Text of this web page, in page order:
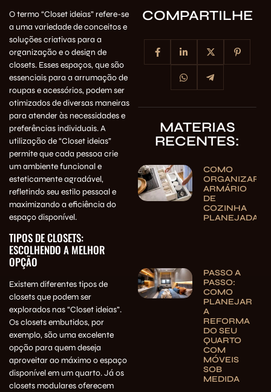
O termo “Closet ideias” refere-se
a uma variedade de conceitos e
soluções criativas para a
organização e o design de
closets. Esses espaços, que são
essenciais para a arrumação de
roupas e acessórios, podem ser
otimizados de diversas maneiras
para atender às necessidades e
preferências individuais. A
utilização de “Closet ideias”
permite que cada pessoa crie
um ambiente funcional e
esteticamente agradável,
refletindo seu estilo pessoal e
maximizando a eficiência do
espaço disponível.
TIPOS DE CLOSETS:
ESCOLHENDO A MELHOR
OPÇÃO
Existem diferentes tipos de
closets que podem ser
explorados nas “Closet ideias”.
Os closets embutidos, por
exemplo, são uma excelente
opção para quem deseja
aproveitar ao máximo o espaço
disponível em um quarto. Já os
closets modulares oferecem
COMPARTILHE
MATERIAS
RECENTES:
COMO
ORGANIZAR
ARMÁRIO
DE
COZINHA
PLANEJADA
PASSO A
PASSO:
COMO
PLANEJAR
A
REFORMA
DO SEU
QUARTO
COM
MÓVEIS
SOB
MEDIDA